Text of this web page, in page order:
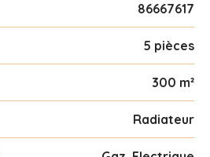
86667617
5 pièces
300 m²
Radiateur